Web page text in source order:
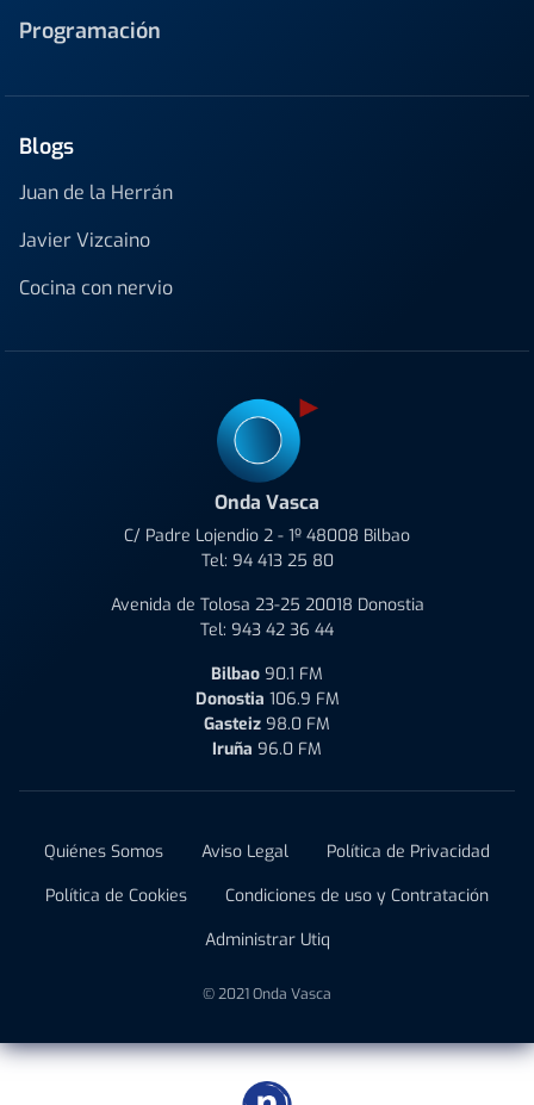
Programación
Blogs
Juan de la Herrán
Javier Vizcaino
Cocina con nervio
Onda Vasca
C/ Padre Lojendio 2 - 1º 48008 Bilbao
Tel: 94 413 25 80
Avenida de Tolosa 23-25 20018 Donostia
Tel: 943 42 36 44
Bilbao 90.1 FM
Donostia 106.9 FM
Gasteiz 98.0 FM
Iruña 96.0 FM
Quiénes Somos Aviso Legal
Política de Privacidad
Política de Cookies
Condiciones de uso y Contratación
Administrar Utiq
© 2021 Onda Vasca